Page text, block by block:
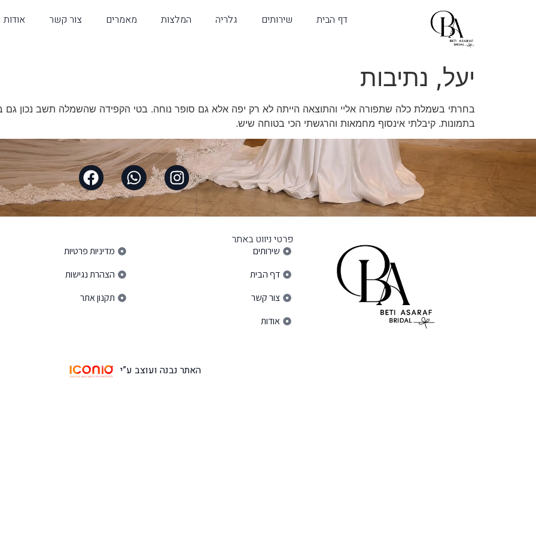
דף הבית שירותים גלריה המלצות מאמרים צור קשר אודות
יעל, נתיבות
בחרתי בשמלת כלה שתפורה אליי והתוצאה הייתה לא רק יפה אלא גם סופר נוחה. בטי הקפידה שהשמלה תשב נכון גם
בתמונות. קיבלתי אינסוף מחמאות והרגשתי הכי בטוחה שיש.
פרטי ניווט באתר
שירותים
דף הבית
צור קשר
אודות
מדיניות פרטיות
הצהרת נגישות
תקנון אתר
האתר נבנה ועוצב ע”י